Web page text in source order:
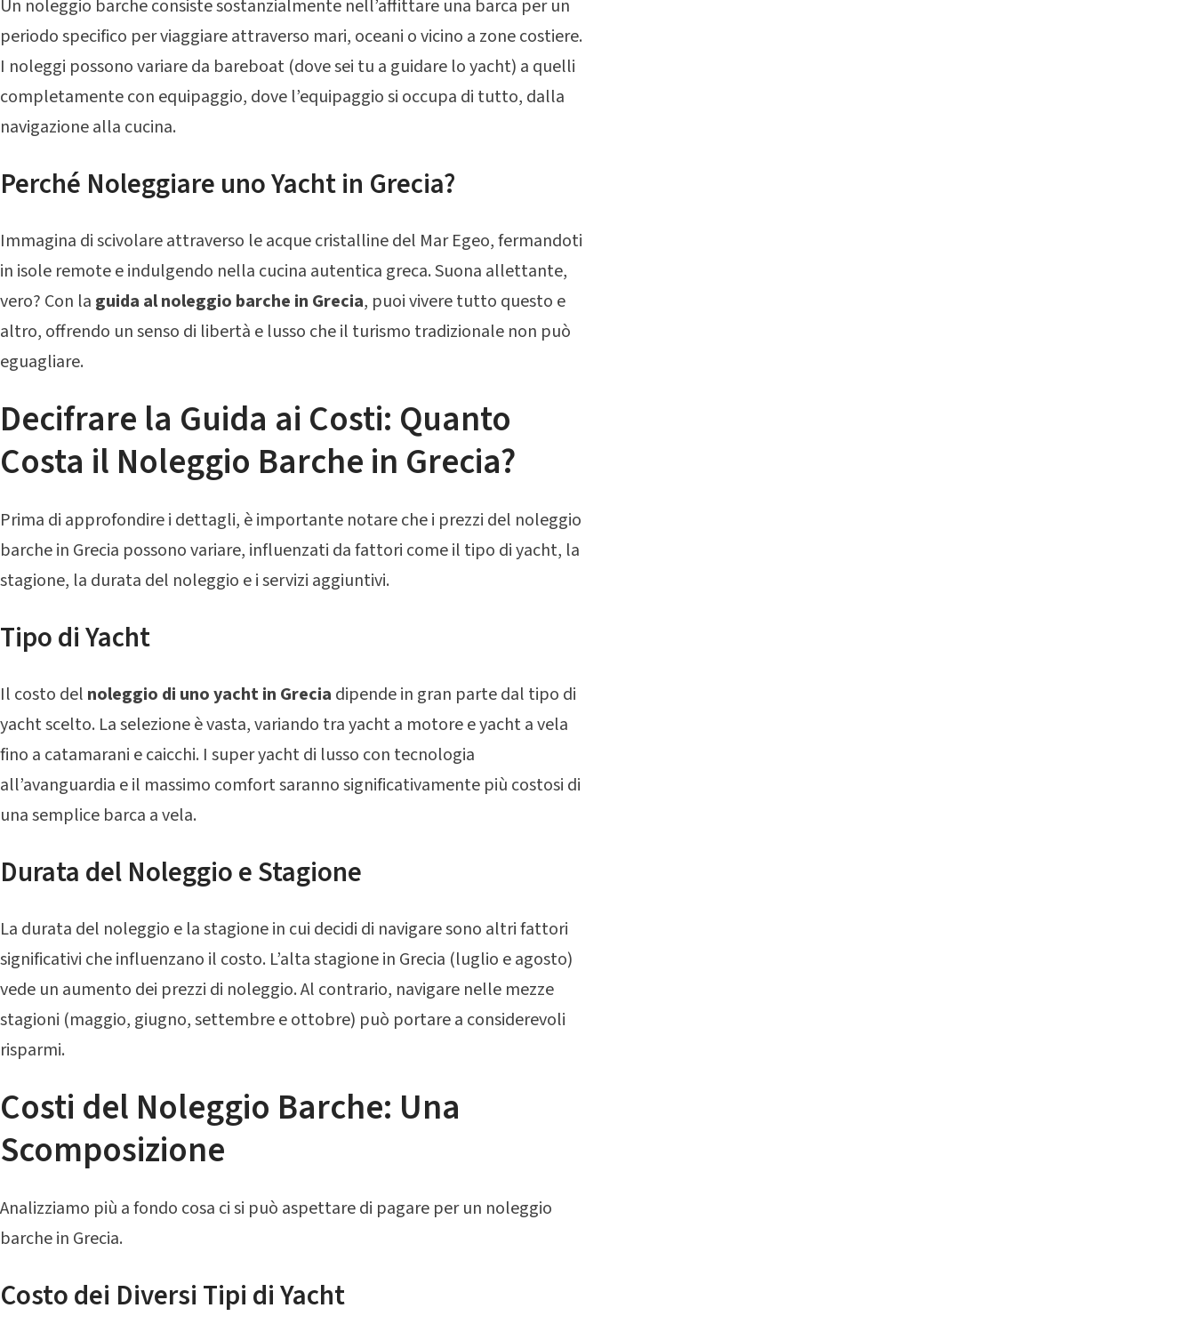
Un noleggio barche consiste sostanzialmente nell’affittare una barca per un
periodo specifico per viaggiare attraverso mari, oceani o vicino a zone costiere.
I noleggi possono variare da bareboat (dove sei tu a guidare lo yacht) a quelli
completamente con equipaggio, dove l’equipaggio si occupa di tutto, dalla
navigazione alla cucina.
Perché Noleggiare uno Yacht in Grecia?
Immagina di scivolare attraverso le acque cristalline del Mar Egeo, fermandoti
in isole remote e indulgendo nella cucina autentica greca. Suona allettante,
vero? Con la guida al noleggio barche in Grecia, puoi vivere tutto questo e
altro, offrendo un senso di libertà e lusso che il turismo tradizionale non può
eguagliare.
Decifrare la Guida ai Costi: Quanto
Costa il Noleggio Barche in Grecia?
Prima di approfondire i dettagli, è importante notare che i prezzi del noleggio
barche in Grecia possono variare, influenzati da fattori come il tipo di yacht, la
stagione, la durata del noleggio e i servizi aggiuntivi.
Tipo di Yacht
Il costo del noleggio di uno yacht in Grecia dipende in gran parte dal tipo di
yacht scelto. La selezione è vasta, variando tra yacht a motore e yacht a vela
fino a catamarani e caicchi. I super yacht di lusso con tecnologia
all’avanguardia e il massimo comfort saranno significativamente più costosi di
una semplice barca a vela.
Durata del Noleggio e Stagione
La durata del noleggio e la stagione in cui decidi di navigare sono altri fattori
significativi che influenzano il costo. L’alta stagione in Grecia (luglio e agosto)
vede un aumento dei prezzi di noleggio. Al contrario, navigare nelle mezze
stagioni (maggio, giugno, settembre e ottobre) può portare a considerevoli
risparmi.
Costi del Noleggio Barche: Una
Scomposizione
Analizziamo più a fondo cosa ci si può aspettare di pagare per un noleggio
barche in Grecia.
Costo dei Diversi Tipi di Yacht